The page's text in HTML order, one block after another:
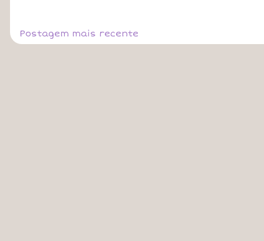
Postagem mais recente